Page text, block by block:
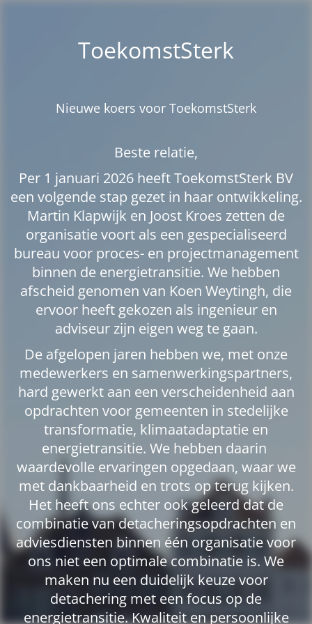
ToekomstSterk
Nieuwe koers voor ToekomstSterk
Beste relatie,
Per 1 januari 2026 heeft ToekomstSterk BV
een volgende stap gezet in haar ontwikkeling.
Martin Klapwijk en Joost Kroes zetten de
organisatie voort als een gespecialiseerd
bureau voor proces- en projectmanagement
binnen de energietransitie. We hebben
afscheid genomen van Koen Weytingh, die
ervoor heeft gekozen als ingenieur en
adviseur zijn eigen weg te gaan.
De afgelopen jaren hebben we, met onze
medewerkers en samenwerkingspartners,
hard gewerkt aan een verscheidenheid aan
opdrachten voor gemeenten in stedelijke
transformatie, klimaatadaptatie en
energietransitie. We hebben daarin
waardevolle ervaringen opgedaan, waar we
met dankbaarheid en trots op terug kijken.
Het heeft ons echter ook geleerd dat de
combinatie van detacheringsopdrachten en
adviesdiensten binnen één organisatie voor
ons niet een optimale combinatie is. We
maken nu een duidelijk keuze voor
detachering met een focus op de
energietransitie. Kwaliteit en persoonlijke